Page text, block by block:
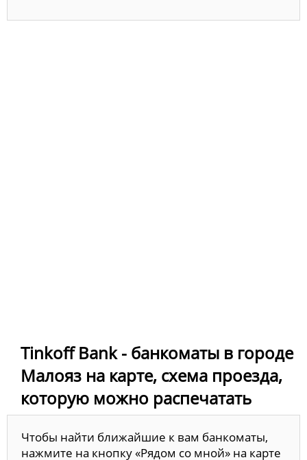
Tinkoff Bank - банкоматы в городе
Малояз на карте, схема проезда,
которую можно распечатать
Чтобы найти ближайшие к вам банкоматы,
нажмите на кнопку «Рядом со мной» на карте